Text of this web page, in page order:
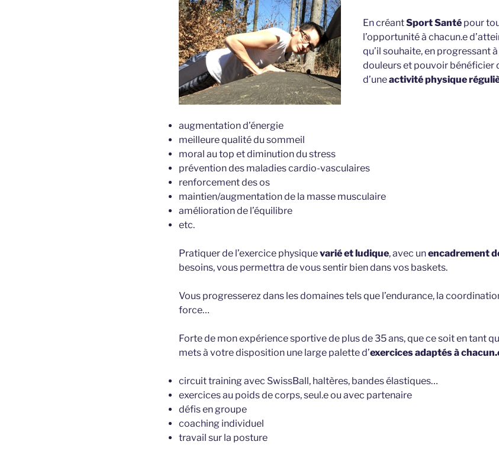
En créantSport Santé pour
l’opportunité à chacun.e
qu’il souhaite, en progressant
douleurs et pouvoir bénéficier
d’uneactivité physique
augmentation d’énergie
meilleure qualité du sommeil
moral au top et diminution du stress
prévention des maladies cardio-vasculaires
renforcement des os
maintien/augmentation de la masse musculaire
amélioration de l’équilibre
etc.
Pratiquer de l’exercice physiquevarié et ludique, avec unencadrement
besoins, vous permettra de vous sentir bien dans vos baskets.
Vous progresserez dans les domaines tels que l’endurance, la
force…
Forte de mon expérience sportive de plus de 35 ans, que ce soit en tant
mets à votre disposition une large palette d’exercices adaptés à
circuit training avec SwissBall, haltères, bandes élastiques…
exercices au poids de corps, seul.e ou avec partenaire
défis en groupe
coaching individuel
travail sur la posture